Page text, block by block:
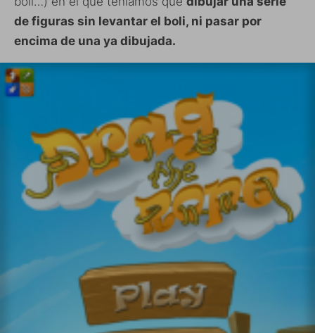
de figuras sin levantar el boli, ni pasar por
encima de una ya dibujada.